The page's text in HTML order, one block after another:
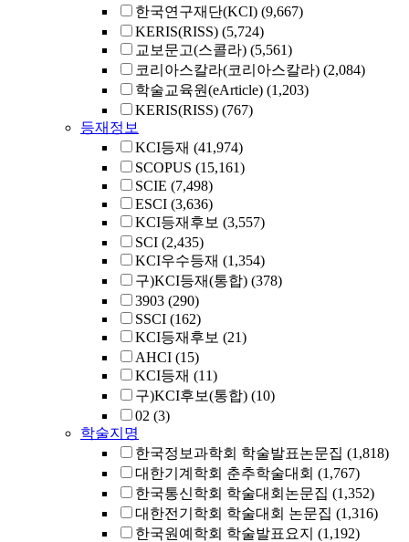
한국연구재단(KCI) (9,667)
KERIS(RISS) (5,724)
교보문고(스콜라) (5,561)
코리아스칼라(코리아스칼라) (2,084)
학술교육원(eArticle) (1,203)
KERIS(RISS) (767)
등재정보
KCI등재 (41,974)
SCOPUS (15,161)
SCIE (7,498)
ESCI (3,636)
KCI등재후보 (3,557)
SCI (2,435)
KCI우수등재 (1,354)
구)KCI등재(통합) (378)
3903 (290)
SSCI (162)
KCI등재후보 (21)
AHCI (15)
KCI등재 (11)
구)KCI후보(통합) (10)
02 (3)
학술지명
한국정보과학회 학술발표논문집 (1,818)
대한기계학회 춘추학술대회 (1,767)
한국통신학회 학술대회논문집 (1,352)
대한전기학회 학술대회 논문집 (1,316)
한국원예학회 학술발표요지 (1,192)